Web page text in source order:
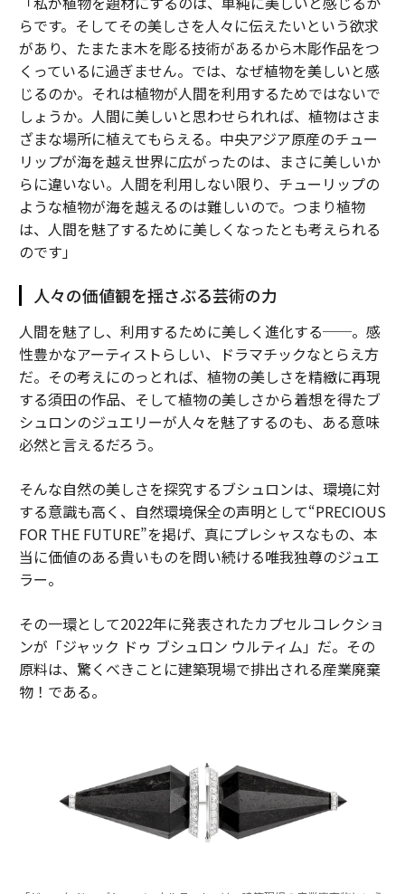
らです。そしてその美しさを人々に伝えたいという欲求
があり、たまたま木を彫る技術があるから木彫作品をつ
くっているに過ぎません。では、なぜ植物を美しいと感
じるのか。それは植物が人間を利用するためではないで
しょうか。人間に美しいと思わせられれば、植物はさま
ざまな場所に植えてもらえる。中央アジア原産のチュー
リップが海を越え世界に広がったのは、まさに美しいか
らに違いない。人間を利用しない限り、チューリップの
ような植物が海を越えるのは難しいので。つまり植物
は、人間を魅了するために美しくなったとも考えられる
のです」
人々の価値観を揺さぶる芸術の力
人間を魅了し、利用するために美しく進化する──。感
性豊かなアーティストらしい、ドラマチックなとらえ方
だ。その考えにのっとれば、植物の美しさを精緻に再現
する須田の作品、そして植物の美しさから着想を得たブ
シュロンのジュエリーが人々を魅了するのも、ある意味
必然と言えるだろう。
そんな自然の美しさを探究するブシュロンは、環境に対
する意識も高く、自然環境保全の声明として“PRECIOUS
FOR THE FUTURE”を掲げ、真にプレシャスなもの、本
当に価値のある貴いものを問い続ける唯我独尊のジュエ
ラー。
その一環として2022年に発表されたカプセルコレクショ
ンが「ジャック ドゥ ブシュロン ウルティム」だ。その
原料は、驚くべきことに建築現場で排出される産業廃棄
物！である。